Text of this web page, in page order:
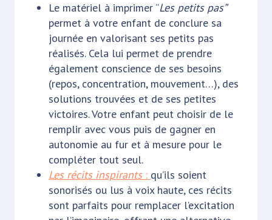
Le matériel à imprimer “Les petits pas”
permet à votre enfant de conclure sa
journée en valorisant ses petits pas
réalisés. Cela lui permet de prendre
également conscience de ses besoins
(repos, concentration, mouvement…), des
solutions trouvées et de ses petites
victoires. Votre enfant peut choisir de le
remplir avec vous puis de gagner en
autonomie au fur et à mesure pour le
compléter tout seul.
Les récits inspirants: qu’ils soient
sonorisés ou lus à voix haute, ces récits
sont parfaits pour remplacer l’excitation